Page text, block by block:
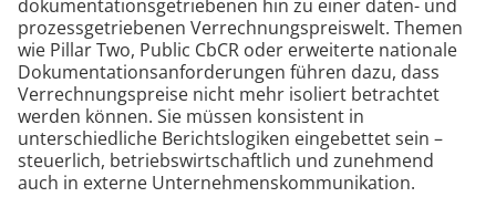
dokumentationsgetriebenen hin zu einer daten- und
prozessgetriebenen Verrechnungspreiswelt. Themen
wie Pillar Two, Public CbCR oder erweiterte nationale
Dokumentationsanforderungen führen dazu, dass
Verrechnungspreise nicht mehr isoliert betrachtet
werden können. Sie müssen konsistent in
unterschiedliche Berichtslogiken eingebettet sein –
steuerlich, betriebswirtschaftlich und zunehmend
auch in externe Unternehmenskommunikation.